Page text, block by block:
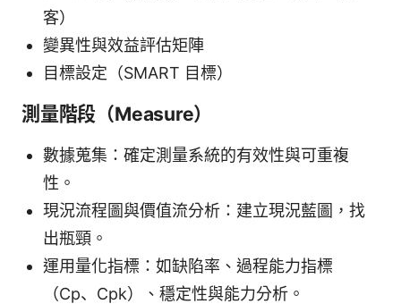
客）
變異性與效益評估矩陣
目標設定（SMART 目標）
測量階段（Measure）
數據蒐集：確定測量系統的有效性與可重複
性。
現況流程圖與價值流分析：建立現況藍圖，找
出瓶頸。
運用量化指標：如缺陷率、過程能力指標
（Cp、Cpk）、穩定性與能力分析。